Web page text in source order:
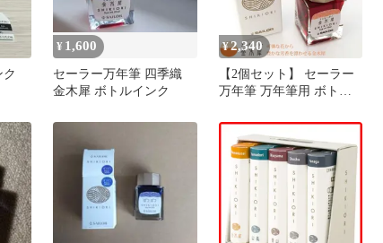
¥ 1,600
セーラー万年筆 四季織
金木犀 ボトルインク
¥2,340
【2個セット】 セーラー
万年筆 万年筆用 ボトル